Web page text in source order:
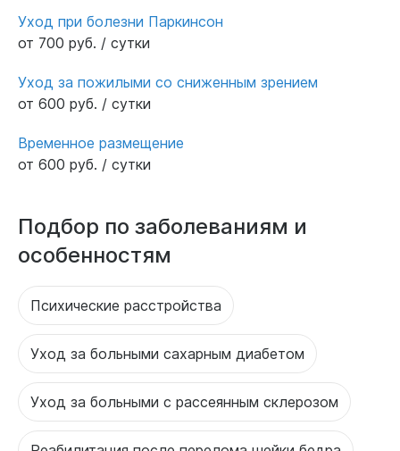
Уход при болезни Паркинсон
от 700 руб. / сутки
Уход за пожилыми со сниженным зрением
от 600 руб. / сутки
Временное размещение
от 600 руб. / сутки
Подбор по заболеваниям и
особенностям
Психические расстройства
Уход за больными сахарным диабетом
Уход за больными с рассеянным склерозом